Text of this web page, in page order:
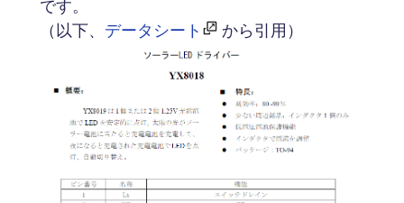
（以下、 データシート から引用）